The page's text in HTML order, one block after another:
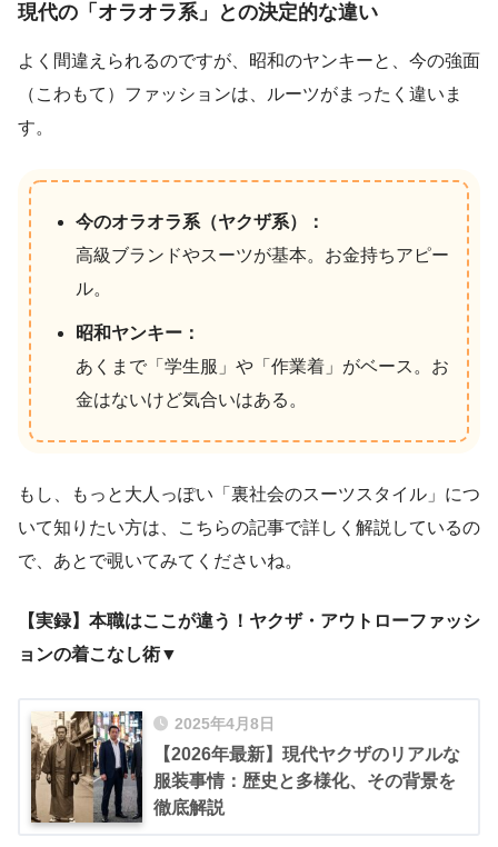
現代の「オラオラ系」との決定的な違い
よく間違えられるのですが、昭和のヤンキーと、今の強面
（こわもて）ファッションは、ルーツがまったく違いま
す。
今のオラオラ系（ヤクザ系）：
高級ブランドやスーツが基本。お金持ちアピー
ル。
昭和ヤンキー：
あくまで「学生服」や「作業着」がベース。お
金はないけど気合いはある。
もし、もっと大人っぽい「裏社会のスーツスタイル」につ
いて知りたい方は、こちらの記事で詳しく解説しているの
で、あとで覗いてみてくださいね。
【実録】本職はここが違う！ヤクザ・アウトローファッシ
ョンの着こなし術▼
2025年4月8日
【2026年最新】現代ヤクザのリアルな
服装事情：歴史と多様化、その背景を
徹底解説